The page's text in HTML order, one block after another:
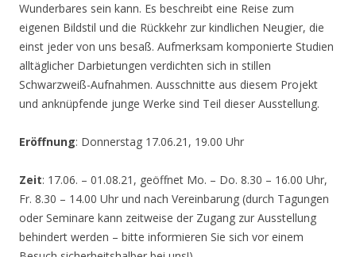
Wunderbares sein kann. Es beschreibt eine Reise zum
eigenen Bildstil und die Rückkehr zur kindlichen Neugier, die
einst jeder von uns besaß. Aufmerksam komponierte Studien
alltäglicher Darbietungen verdichten sich in stillen
Schwarzweiß-Aufnahmen. Ausschnitte aus diesem Projekt
und anknüpfende junge Werke sind Teil dieser Ausstellung.
Eröffnung: Donnerstag 17.06.21, 19.00 Uhr
Zeit: 17.06. – 01.08.21, geöffnet Mo. – Do. 8.30 – 16.00 Uhr,
Fr. 8.30 – 14.00 Uhr und nach Vereinbarung (durch Tagungen
oder Seminare kann zeitweise der Zugang zur Ausstellung
behindert werden – bitte informieren Sie sich vor einem